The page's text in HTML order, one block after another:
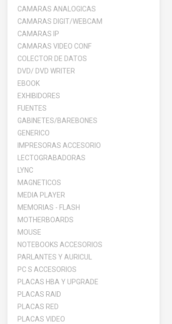
CAMARAS ANALOGICAS
CAMARAS DIGIT/WEBCAM
CAMARAS IP
CAMARAS VIDEO CONF
COLECTOR DE DATOS
DVD/ DVD WRITER
EBOOK
EXHIBIDORES
FUENTES
GABINETES/BAREBONES
GENERICO
IMPRESORAS ACCESORIO
LECTOGRABADORAS
LYNC
MAGNETICOS
MEDIA PLAYER
MEMORIAS - FLASH
MOTHERBOARDS
MOUSE
NOTEBOOKS ACCESORIOS
PARLANTES Y AURICUL
PC S ACCESORIOS
PLACAS HBA Y UPGRADE
PLACAS RAID
PLACAS RED
PLACAS VIDEO